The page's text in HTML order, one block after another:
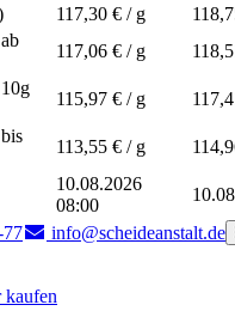
117,30 € / g
117,06 € / g
115,97 € / g
113,55 € / g
10.08.2026
08:00
77 info@scheideanstalt.de
kaufen